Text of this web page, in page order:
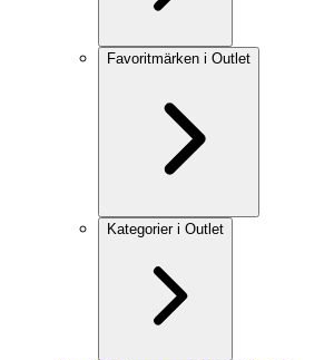
Favoritmärken i Outlet
Kategorier i Outlet